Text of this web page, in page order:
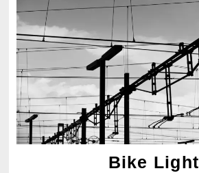
Bike Light